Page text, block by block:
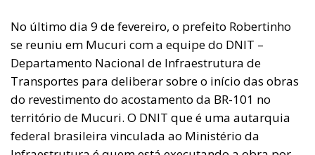
No último dia 9 de fevereiro, o prefeito Robertinho
se reuniu em Mucuri com a equipe do DNIT –
Departamento Nacional de Infraestrutura de
Transportes para deliberar sobre o início das obras
do revestimento do acostamento da BR-101 no
território de Mucuri. O DNIT que é uma autarquia
federal brasileira vinculada ao Ministério da